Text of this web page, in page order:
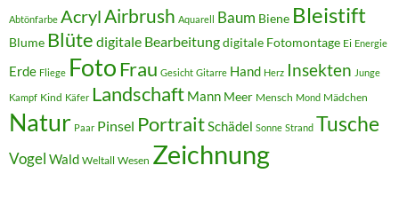
Abtönfarbe AcrylAirbrush Aquarell Baum Biene Bleistift
Blume Blüte digitale Bearbeitungdigitale Fotomontage Ei Energie
Erde Fliege Foto Frau Gesicht Gitarre Hand Herz Insekten Junge
Kampf Kind Käfer Landschaft Mann Meer Mensch Mond Mädchen
Natur Paar Pinsel PortraitSchädel Sonne Strand Tusche
Vogel Wald Weltall Wesen Zeichnung